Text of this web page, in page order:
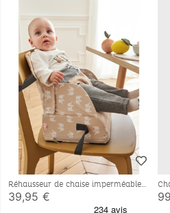
Réhausseur de chaise imperméable
39,95 €